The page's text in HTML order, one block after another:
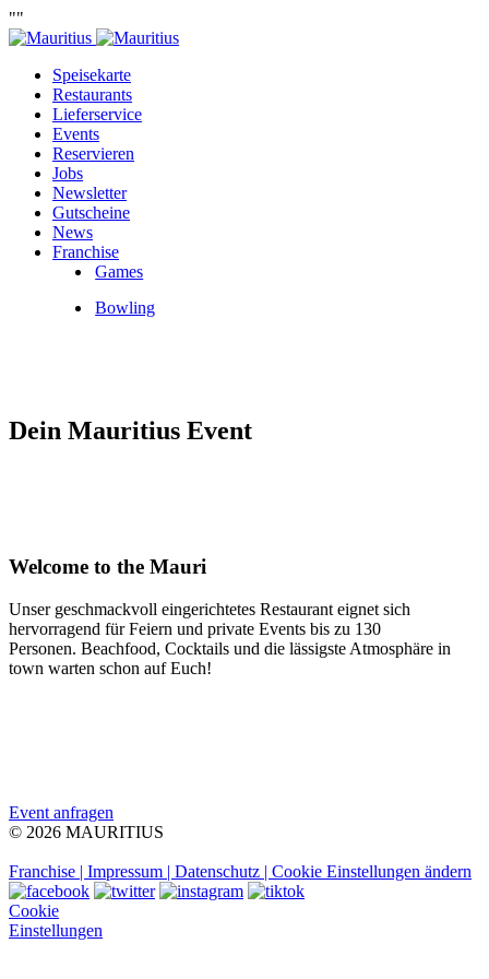
""
Speisekarte
Restaurants
Lieferservice
Events
Reservieren
Jobs
Newsletter
Gutscheine
News
Franchise
Games
Bowling
Dein Mauritius Event
Welcome to the Mauri
Unser geschmackvoll eingerichtetes Restaurant eignet sich
hervorragend für Feiern und private Events bis zu 130
Personen. Beachfood, Cocktails und die lässigste Atmosphäre in
town warten schon auf Euch!
Event anfragen
© 2026 MAURITIUS
Franchise | Impressum | Datenschutz | Cookie Einstellungen ändern
Cookie
Einstellungen